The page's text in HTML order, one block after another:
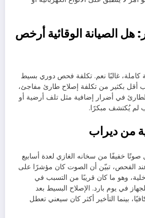
هل الصيانة الوقائية أرخص
كاملة، غالبًا نعم. تكلفة فحص دوري بسيط
بكثير من تكلفة إصلاح طارئ مفاجئ،
في أضرار إضافية مثل تلف أرضية أو
لم يُكتشف مبكرًا.
من ديراب
خفيفًا من سخانه الغازي لعدة أسابيع
الفحص، تبيّن أن الصوت كان مؤشرًا على
وهو ما كان قريبًا من التسبب في
في يوم بارد. الإصلاح البسيط بعد
بينما التأخير أكثر كان سيعني تعطل